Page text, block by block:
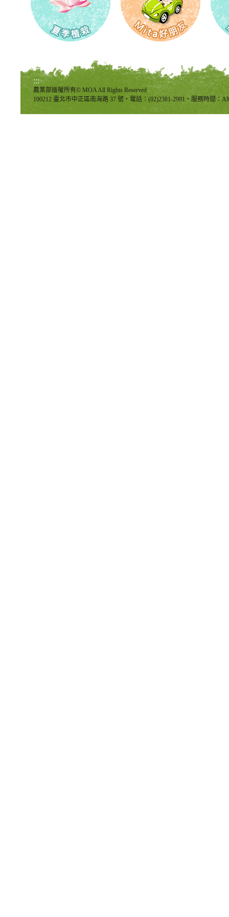
:::
農業部版權所有© MOA All Rights Reserved
100212 臺北市中正區南海路 37 號‧電話：(02)2381-2991‧服務時間：